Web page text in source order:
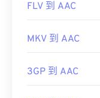
FLV 到 AAC
MKV 到 AAC
3GP 到 AAC